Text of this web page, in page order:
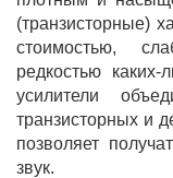
(транзисторные)
стоимостью,
редкостью
усилители
транзисторных и
позволяет
звук.